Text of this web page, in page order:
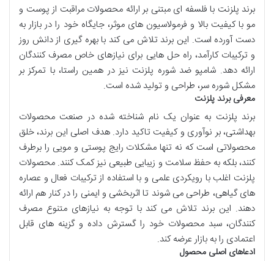
برند پلزنت با فلسفه ای مبتنی بر ارائه محصولات مراقبت از پوست و
مو با کیفیت بالا و فرمولاسیون های موثر، جایگاه خود را در بازار به
دست آورده است. این برند تلاش می کند با بهره گیری از دانش روز
و ترکیبات کارآمد، راه حل هایی برای نیازهای خاص مصرف کنندگان
ارائه دهد. شامپو ضد شوره پلزنت نیز در همین راستا، با تمرکز بر
مشکل شوره سر، طراحی و تولید شده است.
معرفی برند پلزنت
برند پلزنت به عنوان یک نام شناخته شده در صنعت محصولات
بهداشتی، بر نوآوری و کیفیت تاکید دارد. هدف اصلی این برند، خلق
محصولاتی است که نه تنها مشکلات رایج پوستی و مویی را برطرف
کنند، بلکه به حفظ سلامت و زیبایی طبیعی نیز کمک کنند. محصولات
پلزنت اغلب با رویکردی علمی و با استفاده از ترکیبات فعال و عصاره
های گیاهی، طراحی می شوند تا اثربخشی و ایمنی را در کنار هم ارائه
دهند. این برند تلاش می کند با توجه به نیازهای متنوع مصرف
کنندگان، سبد محصولات خود را گسترش داده و گزینه های قابل
اعتمادی را به بازار عرضه کند.
ادعاهای اصلی محصول